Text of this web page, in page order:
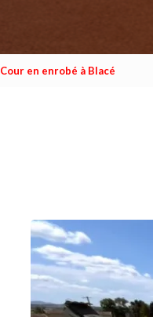
Cour en enrobé à Blacé